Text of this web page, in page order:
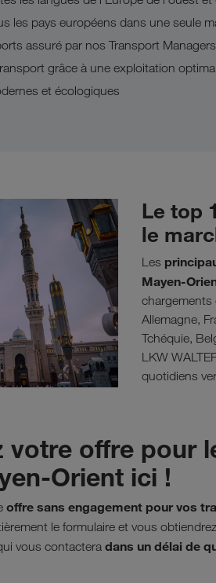
les pays européens dans une seule
assuré par nos Transport Managers
grâce à une exploitation
et écologiques
Le top
le
Les
Mayen-
chargements
Allemagne,
Tchéquie,
LKW
quotidiens
votre offre pour
Orient ici !
offre sans engagement pour vos
le formulaire et vous
vous contactera dans un délai de